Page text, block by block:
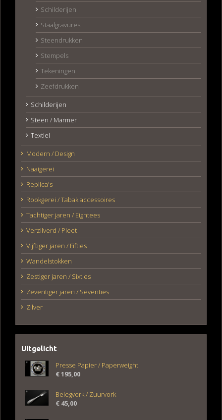
Schilderijen
Staalgravures
Steendrukken
Stempels
Tekeningen
Zeefdrukken
Schilderijen
Steen / Marmer
Textiel
Modern / Design
Naaigerei
Replica's
Rookgerei / Tabak accessoires
Tachtiger jaren / Eightees
Verzilverd / Pleet
Vijftiger jaren / Fifties
Wandelstokken
Zestiger jaren / Sixties
Zeventiger jaren / Seventies
Zilver
Uitgelicht
Presse Papier / Paperweight
€195,00
Belegvork / Zuurvork
€ 45,00